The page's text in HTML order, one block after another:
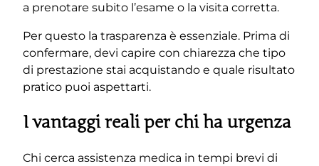
a prenotare subito l’esame o la visita corretta.
Per questo la trasparenza è essenziale. Prima di
confermare, devi capire con chiarezza che tipo
di prestazione stai acquistando e quale risultato
pratico puoi aspettarti.
I vantaggi reali per chi ha urgenza
Chi cerca assistenza medica in tempi brevi di